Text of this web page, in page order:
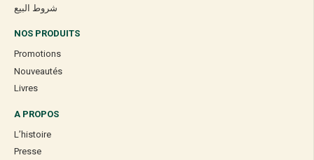
شروط البيع
NOS PRODUITS
Promotions
Nouveautés
Livres
A PROPOS
L’histoire
Presse